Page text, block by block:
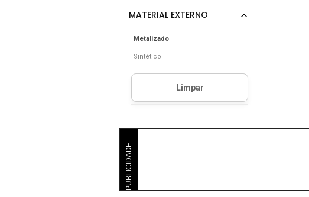
Metalizado
Sintético
PUBLICIDADE